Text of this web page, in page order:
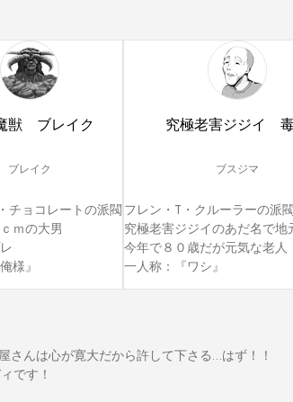
獣 ブレイク
ブレイク
チョコレートの派閥
ｍの大男
様』
究極老害ジジイ
ブスジマ
フレン・T・クルーラーの派閥
究極老害ジジイのあだ名で地
今年で８０歳だが元気な老人
一人称：『ワシ』
さんは心が寛大だから許して下さる…はず！！
です！